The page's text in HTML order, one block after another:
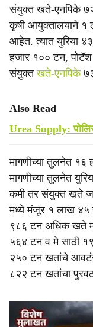
संयुक्त खते-एनपिके ७२
कृषी आयुक्तालयाने
आहेत. त्यात युरिया
हजार १०० टन,
संयुक्तखते-एनपिके
Also Read
Urea Supply:
मागणीच्या तुलनेत
मागणीच्या तुलनेत
कमी तर संयुक्त खते
मध्ये मंजूर १ लाख ४५
९८६ टन अधिक खते
५६४ टन व मे साठी
२५० टन खतांचे
८२२ टन खतांचा